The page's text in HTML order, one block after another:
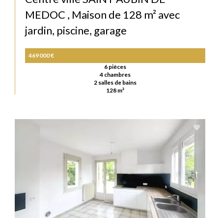
MEDOC , Maison de 128 m² avec
jardin, piscine, garage
469 000 €
6 pièces
4 chambres
2 salles de bains
128 m²